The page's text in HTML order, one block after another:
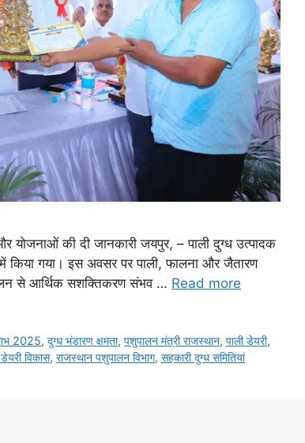
योजनाओं की दी जानकारी जयपुर, – पाली दुग्ध उत्पादक
गया। इस अवसर पर पाली, फालना और जैतारण
से आर्थिक सशक्तिकरण संभव … Read more
2025,दुग्ध भंडारण क्षमता,पशुपालन मंत्री राजस्थान,पाली डेयरी,
विकास, राजस्थान पशुपालन विभाग, सहकारी दुग्ध समितियां